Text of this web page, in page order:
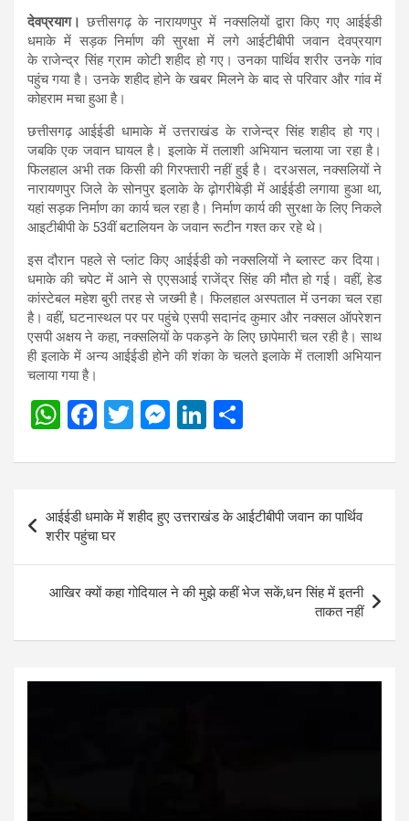
देवप्रयाग। छत्तीसगढ़ के नारायणपुर में नक्सलियों द्वारा किए गए आईईडी
धमाके में सड़क निर्माण की सुरक्षा में लगे आईटीबीपी जवान देवप्रयाग
के राजेन्द्र सिंह ग्राम कोटी शहीद हो गए। उनका पार्थिव शरीर उनके गांव
पहुंच गया है। उनके शहीद होने के खबर मिलने के बाद से परिवार और गांव में
कोहराम मचा हुआ है।
छत्तीसगढ़ आईईडी धामाके में उत्तराखंड के राजेन्द्र सिंह शहीद हो गए।
जबकि एक जवान घायल है। इलाके में तलाशी अभियान चलाया जा रहा है।
फिलहाल अभी तक किसी की गिरफ्तारी नहीं हुई है। दरअसल, नक्सलियों ने
नारायणपुर जिले के सोनपुर इलाके के ढ़ोगरीबेड़ी में आईईडी लगाया हुआ था,
यहां सड़क निर्माण का कार्य चल रहा है। निर्माण कार्य की सुरक्षा के लिए निकले
आइटीबीपी के 53वीं बटालियन के जवान रूटीन गश्त कर रहे थे।
इस दौरान पहले से प्लांट किए आईईडी को नक्सलियों ने ब्लास्ट कर दिया।
धमाके की चपेट में आने से एएसआई राजेंद्र सिंह की मौत हो गई। वहीं, हेड
कांस्टेबल महेश बुरी तरह से जख्मी है। फिलहाल अस्पताल में उनका चल रहा
है। वहीं, घटनास्थल पर पर पहुंचे एसपी सदानंद कुमार और नक्सल ऑपरेशन
एसपी अक्षय ने कहा, नक्सलियों के पकड़ने के लिए छापेमारी चल रही है। साथ
ही इलाके में अन्य आईईडी होने की शंका के चलते इलाके में तलाशी अभियान
चलाया गया है।
W
at
s
A
p
p
F
ce
b
o
o
k
T
tt
er
M
se
g
er
Li
ke
dI
n
ar
e
navigation
आईईडी धमाके में शहीद हुए उत्तराखंड के आईटीबीपी जवान का पार्थिव
शरीर पहुंचा घर
आखिर क्यों कहा गोदियाल ने की मुझे कहीं भेज सकें,धन सिंह में इतनी
ताकत नहीं